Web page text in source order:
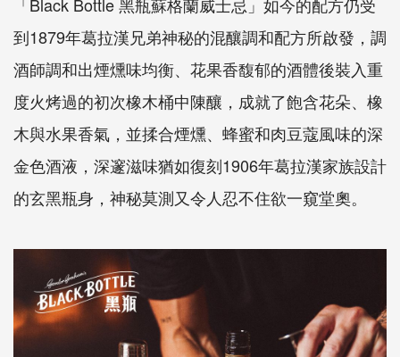
「Black Bottle 黑瓶蘇格蘭威士忌」如今的配方仍受
到1879年葛拉漢兄弟神秘的混釀調和配方所啟發，調
酒師調和出煙燻味均衡、花果香馥郁的酒體後裝入重
度火烤過的初次橡木桶中陳釀，成就了飽含花朵、橡
木與水果香氣，並揉合煙燻、蜂蜜和肉豆蔻風味的深
金色酒液，深邃滋味猶如復刻1906年葛拉漢家族設計
的玄黑瓶身，神秘莫測又令人忍不住欲一窺堂奧。